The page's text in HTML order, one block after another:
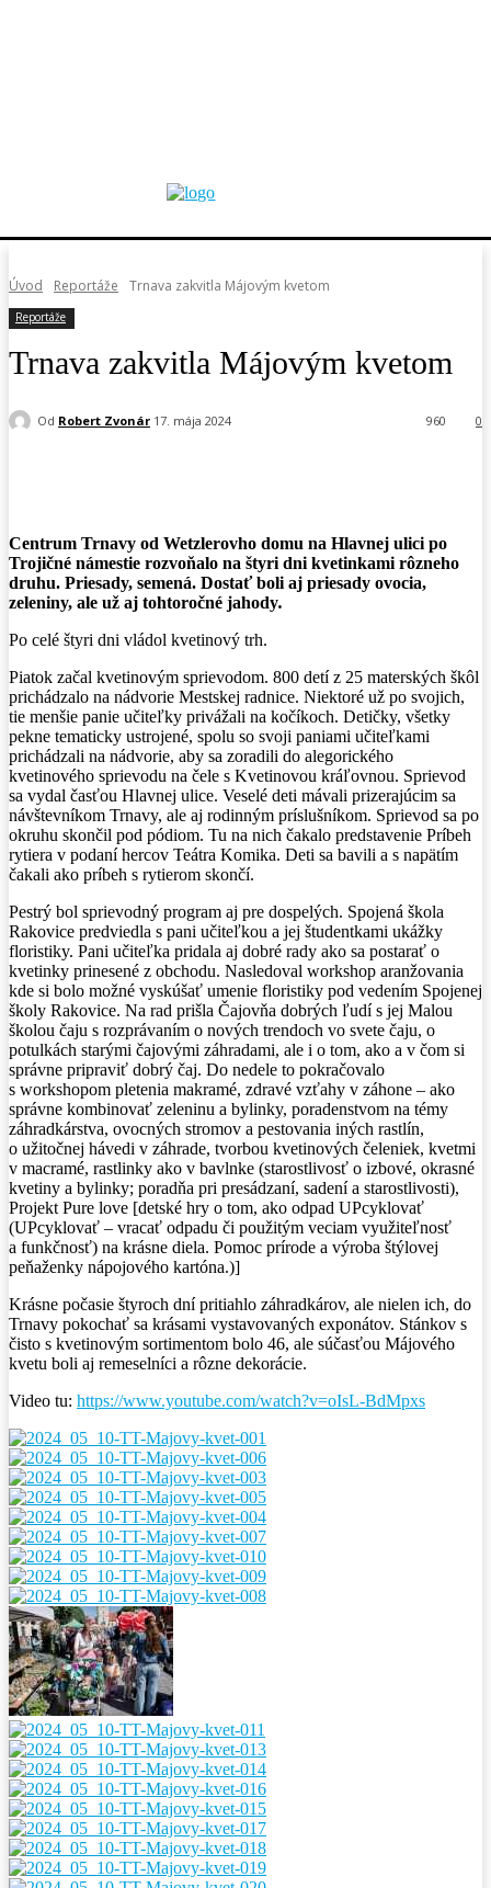
Úvod Reportáže Trnava zakvitla Májovým kvetom
Reportáže
Trnava zakvitla Májovým kvetom
Od Robert Zvonár 17. mája 2024 0
960
Centrum Trnavy od Wetzlerovho domu na Hlavnej ulici po
Trojičné námestie rozvoňalo na štyri dni kvetinkami rôzneho
druhu. Priesady, semená. Dostať boli aj priesady ovocia,
zeleniny, ale už aj tohtoročné jahody.
Po celé štyri dni vládol kvetinový trh.
Piatok začal kvetinovým sprievodom. 800 detí z 25 materských škôl
prichádzalo na nádvorie Mestskej radnice. Niektoré už po svojich,
tie menšie panie učiteľky privážali na kočíkoch. Detičky, všetky
pekne tematicky ustrojené, spolu so svoji paniami učiteľkami
prichádzali na nádvorie, aby sa zoradili do alegorického
kvetinového sprievodu na čele s Kvetinovou kráľovnou. Sprievod
sa vydal časťou Hlavnej ulice. Veselé deti mávali prizerajúcim sa
návštevníkom Trnavy, ale aj rodinným príslušníkom. Sprievod sa po
okruhu skončil pod pódiom. Tu na nich čakalo predstavenie Príbeh
rytiera v podaní hercov Teátra Komika. Deti sa bavili a s napätím
čakali ako príbeh s rytierom skončí.
Pestrý bol sprievodný program aj pre dospelých. Spojená škola
Rakovice predviedla s pani učiteľkou a jej študentkami ukážky
floristiky. Pani učiteľka pridala aj dobré rady ako sa postarať o
kvetinky prinesené z obchodu. Nasledoval workshop aranžovania
kde si bolo možné vyskúšať umenie floristiky pod vedením Spojenej
školy Rakovice. Na rad prišla Čajovňa dobrých ľudí s jej Malou
školou čaju s rozprávaním o nových trendoch vo svete čaju, o
potulkách starými čajovými záhradami, ale i o tom, ako a v čom si
správne pripraviť dobrý čaj. Do nedele to pokračovalo
s workshopom pletenia makramé, zdravé vzťahy v záhone – ako
správne kombinovať zeleninu a bylinky, poradenstvom na témy
záhradkárstva, ovocných stromov a pestovania iných rastlín,
o užitočnej hávedi v záhrade, tvorbou kvetinových čeleniek, kvetmi
v macramé, rastlinky ako v bavlnke (starostlivosť o izbové, okrasné
kvetiny a bylinky; poradňa pri presádzaní, sadení a starostlivosti),
Projekt Pure love [detské hry o tom, ako odpad UPcyklovať
(UPcyklovať – vracať odpadu či použitým veciam využiteľnosť
a funkčnosť) na krásne diela. Pomoc prírode a výroba štýlovej
peňaženky nápojového kartóna.)]
Krásne počasie štyroch dní pritiahlo záhradkárov, ale nielen ich, do
Trnavy pokochať sa krásami vystavovaných exponátov. Stánkov s
čisto s kvetinovým sortimentom bolo 46, ale súčasťou Májového
kvetu boli aj remeselníci a rôzne dekorácie.
Video tu: https://www.youtube.com/watch?v=oIsL-BdMpxs